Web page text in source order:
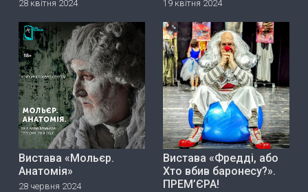
28 квітня 2024 19 квітня 2024
Вистава «Мольєр.
Анатомія»
28 червня 2024
Вистава «Фредді, або
Хто вбив баронесу?».
ПРЕМ’ЄРА!